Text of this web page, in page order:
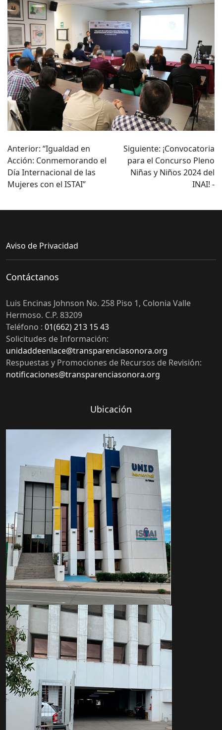
Navegación
de
entradas
Anterior: “Igualdad en
Acción: Conmemorando el
Día Internacional de las
Mujeres con el ISTAI”
Siguiente: ¡Convocatoria
para el Concurso Pleno
Niñas y Niños 2024 del
INAI! -
Aviso de Privacidad
Contáctanos
Luis Encinas Johnson No. 258 Piso 1, Colonia Valle
Hermoso. C.P. 83209
Teléfono : 01(662) 213 15 43
Solicitudes de Información:
unidaddeenlace@transparenciasonora.org
Respuestas y Promociones de Recursos de Revisión:
notificaciones@transparenciasonora.org
Ubicación